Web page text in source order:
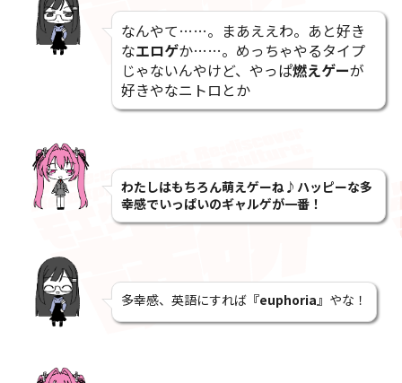
なんやて……。まあええわ。あと好き
なエロゲか……。めっちゃやるタイプ
じゃないんやけど、やっぱ燃えゲーが
好きやなニトロとか
わたしはもちろん萌えゲーね♪ハッピーな多
幸感でいっぱいのギャルゲが一番！
多幸感、英語にすれば 『euphoria』 やな！